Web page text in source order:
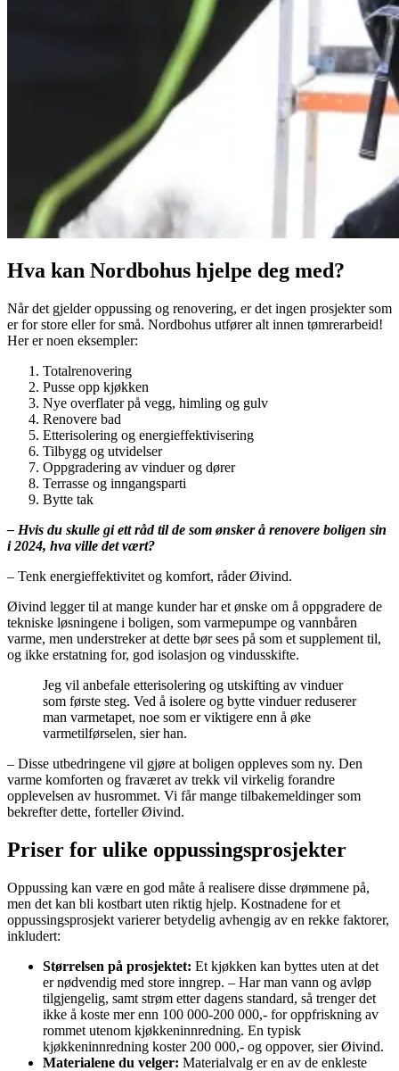
Hva kan Nordbohus hjelpe deg med?
Når det gjelder oppussing og renovering, er det ingen prosjekter som
er for store eller for små. Nordbohus utfører alt innen tømrerarbeid!
Her er noen eksempler:
Totalrenovering
Pusse opp kjøkken
Nye overflater på vegg, himling og gulv
Renovere bad
Etterisolering og energieffektivisering
Tilbygg og utvidelser
Oppgradering av vinduer og dører
Terrasse og inngangsparti
Bytte tak
– Hvis du skulle gi ett råd til de som ønsker å renovere boligen sin
i 2024, hva ville det vært?
– Tenk energieffektivitet og komfort, råder Øivind.
Øivind legger til at mange kunder har et ønske om å oppgradere de
tekniske løsningene i boligen, som varmepumpe og vannbåren
varme, men understreker at dette bør sees på som et supplement til,
og ikke erstatning for, god isolasjon og vindusskifte.
Jeg vil anbefale etterisolering og utskifting av vinduer
som første steg. Ved å isolere og bytte vinduer reduserer
man varmetapet, noe som er viktigere enn å øke
varmetilførselen, sier han.
– Disse utbedringene vil gjøre at boligen oppleves som ny. Den
varme komforten og fraværet av trekk vil virkelig forandre
opplevelsen av husrommet. Vi får mange tilbakemeldinger som
bekrefter dette, forteller Øivind.
Priser for ulike oppussingsprosjekter
Oppussing kan være en god måte å realisere disse drømmene på,
men det kan bli kostbart uten riktig hjelp. Kostnadene for et
oppussingsprosjekt varierer betydelig avhengig av en rekke faktorer,
inkludert:
Størrelsen på prosjektet: Et kjøkken kan byttes uten at det
er nødvendig med store inngrep. – Har man vann og avløp
tilgjengelig, samt strøm etter dagens standard, så trenger det
ikke å koste mer enn 100 000-200 000,- for oppfriskning av
rommet utenom kjøkkeninnredning. En typisk
kjøkkeninnredning koster 200 000,- og oppover, sier Øivind.
Materialene du velger: Materialvalg er en av de enkleste